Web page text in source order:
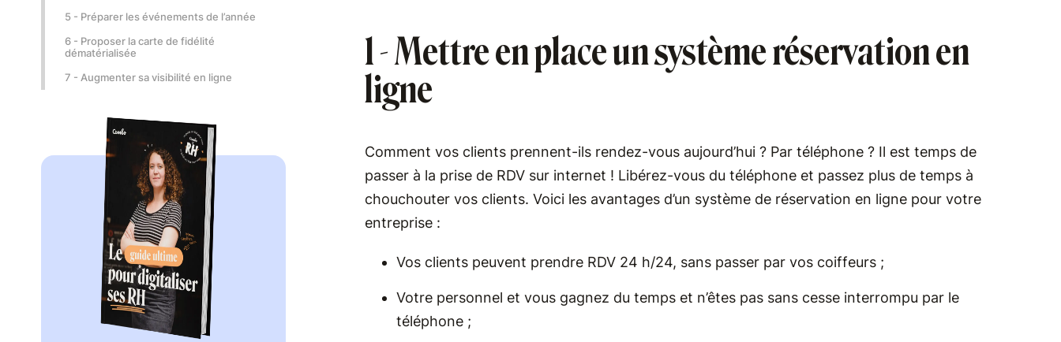
5 - Préparer les événements de l’année
6 - Proposer la carte de fidélité
dématérialisée
7 - Augmenter sa visibilité en ligne
1 - Mettre en place un système réservation en
ligne
Comment vos clients prennent-ils rendez-vous aujourd’hui ? Par téléphone ? Il est temps de
passer à la prise de RDV sur internet ! Libérez-vous du téléphone et passez plus de temps à
chouchouter vos clients. Voici les avantages d’un système de réservation en ligne pour votre
entreprise :
Vos clients peuvent prendre RDV 24 h/24, sans passer par vos coiffeurs ;
Votre personnel et vous gagnez du temps et n’êtes pas sans cesse interrompu par le
téléphone ;